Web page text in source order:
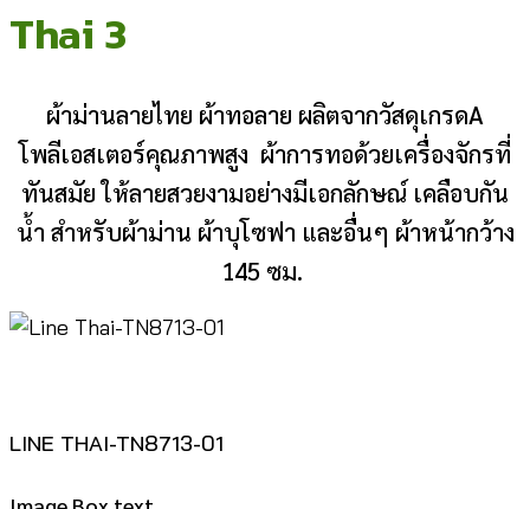
Thai 3
ผ้าม่านลายไทย ผ้าทอลาย ผลิตจากวัสดุเกรดA
โพลีเอสเตอร์คุณภาพสูง ผ้าการทอด้วยเครื่องจักรที่
ทันสมัย ให้ลายสวยงามอย่างมีเอกลักษณ์ เคลือบกัน
น้ำ สำหรับผ้าม่าน ผ้าบุโซฟา และอื่นๆ ผ้าหน้ากว้าง
145 ซม.
LINE THAI-TN8713-01